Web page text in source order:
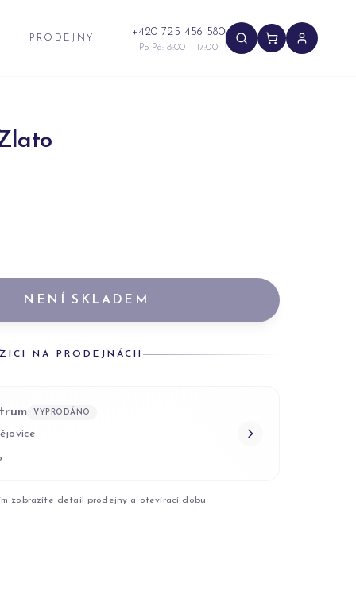
PRODEJNY +420 725 456 580
Po-Pá: 8:00 - 17:00
NENÍ SKLADEM
NA PRODEJNÁCH
VYPRODÁNO
zobrazíte detail prodejny a otevírací dobu